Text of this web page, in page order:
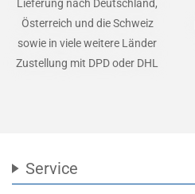
Lieferung nach Deutschland,
Österreich und die Schweiz
sowie in viele weitere Länder
Zustellung mit DPD oder DHL
Service